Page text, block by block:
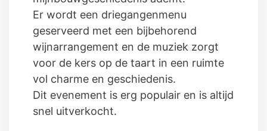
Er wordt een driegangenmenu
geserveerd met een bijbehorend
wijnarrangement en de muziek zorgt
voor de kers op de taart in een ruimte
vol charme en geschiedenis.
Dit evenement is erg populair en is altijd
snel uitverkocht.